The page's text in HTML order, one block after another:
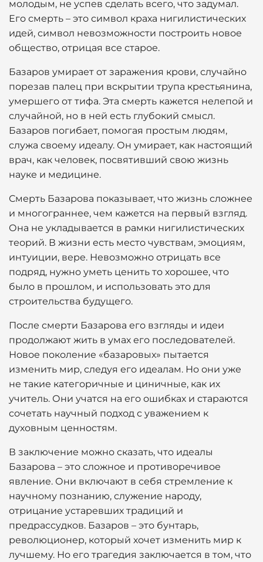
молодым, не успев сделать всего, что задумал.
Его смерть – это символ краха нигилистических
идей, символ невозможности построить новое
общество, отрицая все старое.
Базаров умирает от заражения крови, случайно
порезав палец при вскрытии трупа крестьянина,
умершего от тифа. Эта смерть кажется нелепой и
случайной, но в ней есть глубокий смысл.
Базаров погибает, помогая простым людям,
служа своему идеалу. Он умирает, как настоящий
врач, как человек, посвятивший свою жизнь
науке и медицине.
Смерть Базарова показывает, что жизнь сложнее
и многограннее, чем кажется на первый взгляд.
Она не укладывается в рамки нигилистических
теорий. В жизни есть место чувствам, эмоциям,
интуиции, вере. Невозможно отрицать все
подряд, нужно уметь ценить то хорошее, что
было в прошлом, и использовать это для
строительства будущего.
После смерти Базарова его взгляды и идеи
продолжают жить в умах его последователей.
Новое поколение «базаровых» пытается
изменить мир, следуя его идеалам. Но они уже
не такие категоричные и циничные, как их
учитель. Они учатся на его ошибках и стараются
сочетать научный подход с уважением к
духовным ценностям.
В заключение можно сказать, что идеалы
Базарова – это сложное и противоречивое
явление. Они включают в себя стремление к
научному познанию, служение народу,
отрицание устаревших традиций и
предрассудков. Базаров – это бунтарь,
революционер, который хочет изменить мир к
лучшему. Но его трагедия заключается в том, что